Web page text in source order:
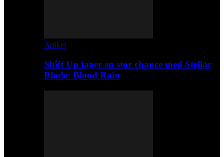
Artikel
Shift Up tager en stor chance med Stellar
Blade: Blood Rain